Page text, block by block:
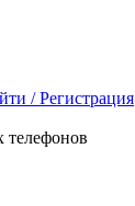
/ Регистрация
телефонов